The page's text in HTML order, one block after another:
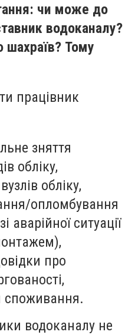
чи може до
водоканалу?
Тому
працівник
зняття
обліку,
обліку,
опломбування
аварійної ситуації
про
споживання.
водоканалу не